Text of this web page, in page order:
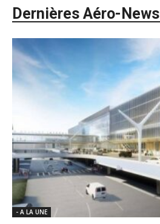
Dernières Aéro-News
- A LA UNE